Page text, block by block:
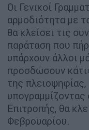
Οι Γενικοί
αρμοδιότητα με
θα κλείσει τις
παράταση που
υπάρχουν άλλοι
προσδώσουν
της
υπογραμμίζοντας
Επιτροπής, θα
Φεβρουαρίου.